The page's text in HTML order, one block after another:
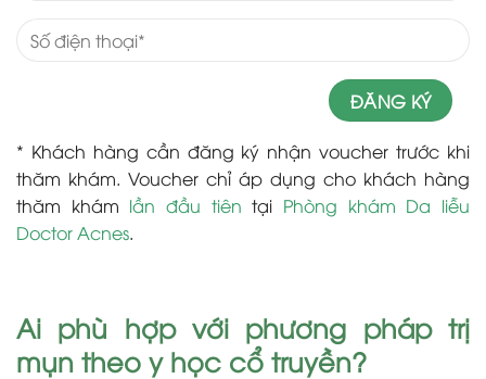
* Khách hàng cần đăng ký nhận voucher trước khi
thăm khám. Voucher chỉ áp dụng cho khách hàng
thăm khám lần đầu tiên tại Phòng khám Da liễu
Doctor Acnes.
Ai phù hợp với phương pháp trị
mụn theo y học cổ truyền?